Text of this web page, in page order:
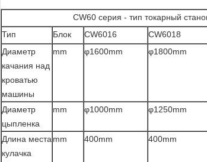
CW60 серия - тип токарный
Тип
Блок CW6016 CW6018
Диаметр
качания над
кроватью
машины
mm φ1600mm φ1800mm
Диаметр
цыпленка
mm φ1000mm φ1250mm
Длина места
кулачка
mm 400mm 400mm